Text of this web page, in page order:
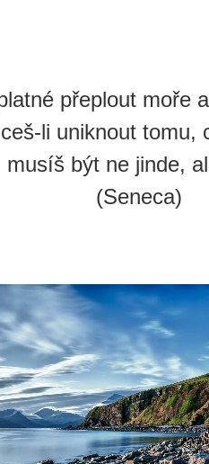
přeplout moře
li uniknout tomu,
musíš být ne jinde,
(Seneca)